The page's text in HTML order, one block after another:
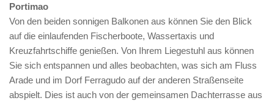
Portimao
Von den beiden sonnigen Balkonen aus können Sie den Blick
auf die einlaufenden Fischerboote, Wassertaxis und
Kreuzfahrtschiffe genießen. Von Ihrem Liegestuhl aus können
Sie sich entspannen und alles beobachten, was sich am Fluss
Arade und im Dorf Ferragudo auf der anderen Straßenseite
abspielt. Dies ist auch von der gemeinsamen Dachterrasse aus